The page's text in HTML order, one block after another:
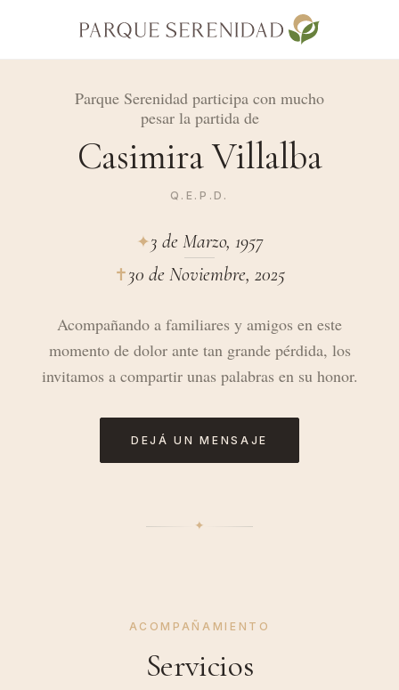
Parque Serenidad participa con mucho
pesar la partida de
Casimira Villalba
Q.E.P.D.
✦︎3 de Marzo, 1957
✝︎30 de Noviembre, 2025
Acompañando a familiares y amigos en este
momento de dolor ante tan grande pérdida, los
invitamos a compartir unas palabras en su honor.
DEJÁ UN MENSAJE
✦︎
ACOMPAÑAMIENTO
Servicios